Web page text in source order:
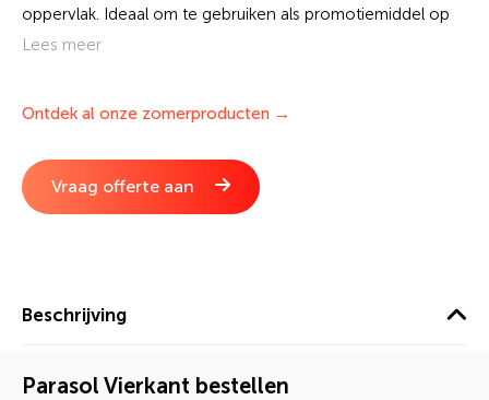
oppervlak. Ideaal om te gebruiken als promotiemiddel op
terras en tuin of als eyecatcher bij beurs of evenement.
rest van jouw huisstijl en lever jouw eigen ontwerp aan.
Lees meer
Ontdek al onze zomerproducten →
Vraag offerte aan
Beschrijving
Parasol Vierkant bestellen